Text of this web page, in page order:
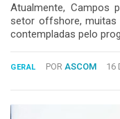
COLUNAS
FALE
2024
Atualmente, Campos
setor offshore, muitas
contempladas pelo
GERAL POR ASCOM 16